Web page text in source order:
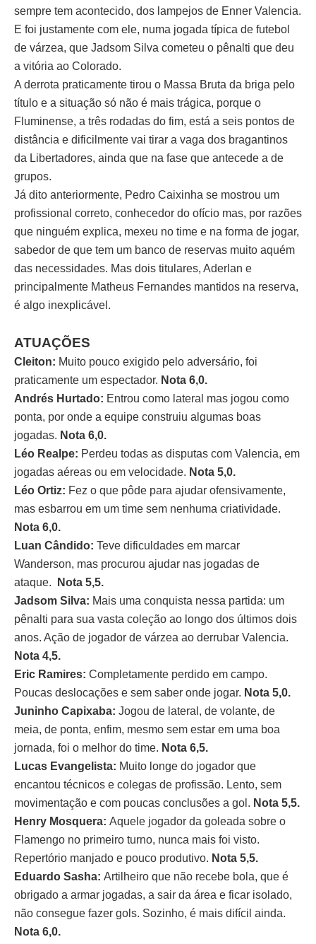
sempre tem acontecido, dos lampejos de Enner Valencia.
E foi justamente com ele, numa jogada típica de futebol
de várzea, que Jadsom Silva cometeu o pênalti que deu
a vitória ao Colorado.
A derrota praticamente tirou o Massa Bruta da briga pelo
título e a situação só não é mais trágica, porque o
Fluminense, a três rodadas do fim, está a seis pontos de
distância e dificilmente vai tirar a vaga dos bragantinos
da Libertadores, ainda que na fase que antecede a de
grupos.
Já dito anteriormente, Pedro Caixinha se mostrou um
profissional correto, conhecedor do ofício mas, por razões
que ninguém explica, mexeu no time e na forma de jogar,
sabedor de que tem um banco de reservas muito aquém
das necessidades. Mas dois titulares, Aderlan e
principalmente Matheus Fernandes mantidos na reserva,
é algo inexplicável.
ATUAÇÕES
Cleiton: Muito pouco exigido pelo adversário, foi
praticamente um espectador. Nota 6,0.
Andrés Hurtado: Entrou como lateral mas jogou como
ponta, por onde a equipe construiu algumas boas
jogadas. Nota 6,0.
Léo Realpe: Perdeu todas as disputas com Valencia, em
jogadas aéreas ou em velocidade. Nota 5,0.
Léo Ortiz: Fez o que pôde para ajudar ofensivamente,
mas esbarrou em um time sem nenhuma criatividade.
Nota 6,0.
Luan Cândido: Teve dificuldades em marcar
Wanderson, mas procurou ajudar nas jogadas de
ataque.
Nota 5,5.
Jadsom Silva: Mais uma conquista nessa partida: um
pênalti para sua vasta coleção ao longo dos últimos dois
anos. Ação de jogador de várzea ao derrubar Valencia.
Nota 4,5.
Eric Ramires: Completamente perdido em campo.
Poucas deslocações e sem saber onde jogar. Nota 5,0.
Juninho Capixaba: Jogou de lateral, de volante, de
meia, de ponta, enfim, mesmo sem estar em uma boa
jornada, foi o melhor do time. Nota 6,5.
Lucas Evangelista: Muito longe do jogador que
encantou técnicos e colegas de profissão. Lento, sem
movimentação e com poucas conclusões a gol. Nota 5,5.
Henry Mosquera: Aquele jogador da goleada sobre o
Flamengo no primeiro turno, nunca mais foi visto.
Repertório manjado e pouco produtivo. Nota 5,5.
Eduardo Sasha: Artilheiro que não recebe bola, que é
obrigado a armar jogadas, a sair da área e ficar isolado,
não consegue fazer gols. Sozinho, é mais difícil ainda.
Nota 6,0.